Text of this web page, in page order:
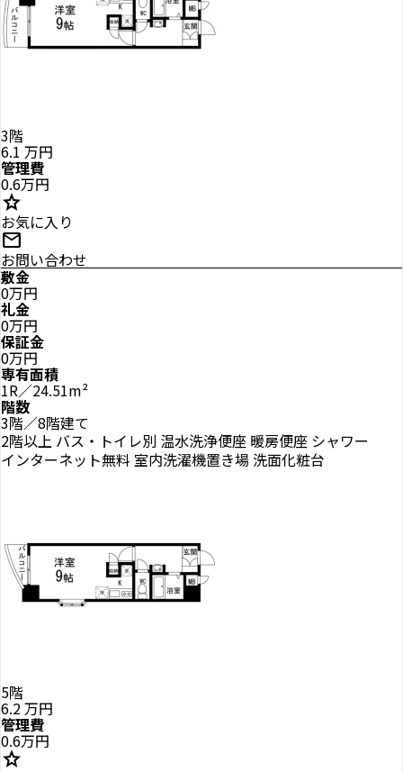
3階
6.1 万円
管理費
0.6万円
star
お気に入り
mail
お問い合わせ
敷金
0万円
礼金
0万円
保証金
0万円
専有面積
1R／24.51m²
階数
3階／8階建て
2階以上 バス・トイレ別 温水洗浄便座 暖房便座 シャワー
インターネット無料 室内洗濯機置き場 洗面化粧台
5階
6.2万円
管理費
0.6万円
star